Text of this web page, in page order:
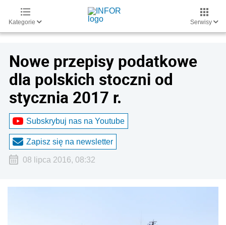
Kategorie Serwisy
Nowe przepisy podatkowe
dla polskich stoczni od
stycznia 2017 r.
Subskrybuj nas na Youtube
Zapisz się na newsletter
08 lipca 2016, 08:32